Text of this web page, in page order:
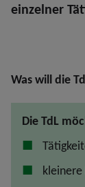
einzelner
Was will die
Die TdL